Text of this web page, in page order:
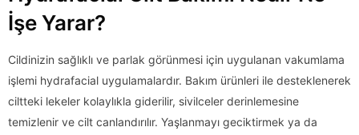
İşe Yarar?
Cildinizin sağlıklı ve parlak görünmesi için uygulanan vakumlama
işlemi hydrafacial uygulamalardır. Bakım ürünleri ile desteklenerek
ciltteki lekeler kolaylıkla giderilir, sivilceler derinlemesine
temizlenir ve cilt canlandırılır. Yaşlanmayı geciktirmek ya da